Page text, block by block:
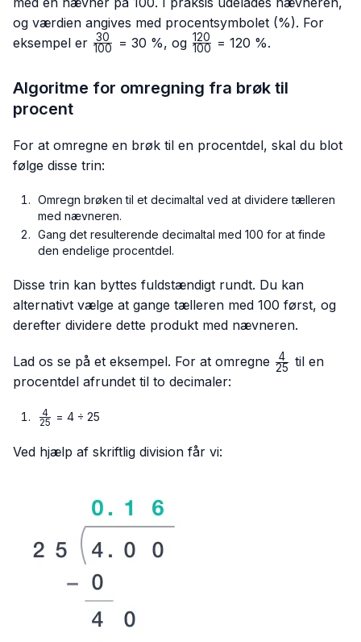
og værdien angives med procentsymbolet (%). For
eksempel er \frac{30}
100
30 = 30 %, og \frac{120}
100
120 = 120 %.
Algoritme for omregning fra brøk til
procent
For at omregne en brøk til en procentdel, skal du blot
følge disse trin:
Omregn brøken til et decimaltal ved at dividere tælleren
med nævneren.
Gang det resulterende decimaltal med 100 for at finde
den endelige procentdel.
Disse trin kan byttes fuldstændigt rundt. Du kan
alternativt vælge at gange tælleren med 100 først, og
derefter dividere dette produkt med nævneren.
Lad os se på et eksempel. For at omregne \frac{4}
25
4
til en
procentdel afrundet til to decimaler:
\frac{4}
25
4 = 4 ÷ 25
Ved hjælp af skriftlig division får vi: